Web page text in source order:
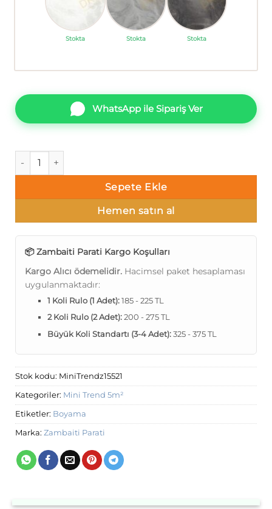
Stokta Stokta Stokta
WhatsApp ile Sipariş Ver
ithal Mini Trend Z5-4 Z15521 Boyama Duvar Kağıdı 5m² adet
Sepete Ekle
Hemen satın al
📦 Zambaiti Parati Kargo Koşulları
Kargo Alıcı ödemelidir. Hacimsel paket hesaplaması
uygulanmaktadır:
1 Koli Rulo (1 Adet):185 - 225 TL
2 Koli Rulo (2 Adet):200 - 275 TL
Büyük Koli Standartı (3-4 Adet):325 - 375 TL
Stok kodu: MiniTrendz15521
Kategoriler: Mini Trend 5m²
Etiketler: Boyama
Marka: Zambaiti Parati